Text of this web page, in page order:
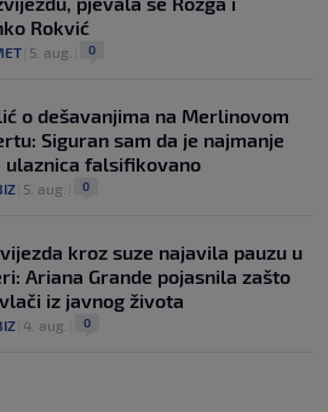
Rokvić
5. aug. 0
o dešavanjima na Merlinovom
Siguran sam da je najmanje
ulaznica falsifikovano
5. aug. 0
kroz suze najavila pauzu u
Ariana Grande pojasnila zašto
iz javnog života
4. aug. 0